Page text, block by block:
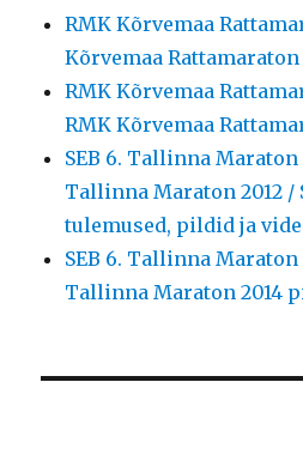
RMK Kõrvemaa
Kõrvemaa
RMK Kõrvemaa
RMK Kõrvemaa
SEB 6. Tallinna
Tallinna Maraton 2012 /
tulemused, pildid ja
SEB 6. Tallinna
Tallinna Maraton 2014